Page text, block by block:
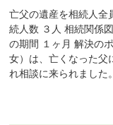
亡父の遺産を相続人全
続人数 ３人 相続関係
の期間 １ヶ月 解決の
女）は、亡くなった父
れ相談に来られました